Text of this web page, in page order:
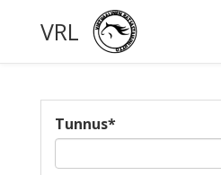
VRL
Tunnus*